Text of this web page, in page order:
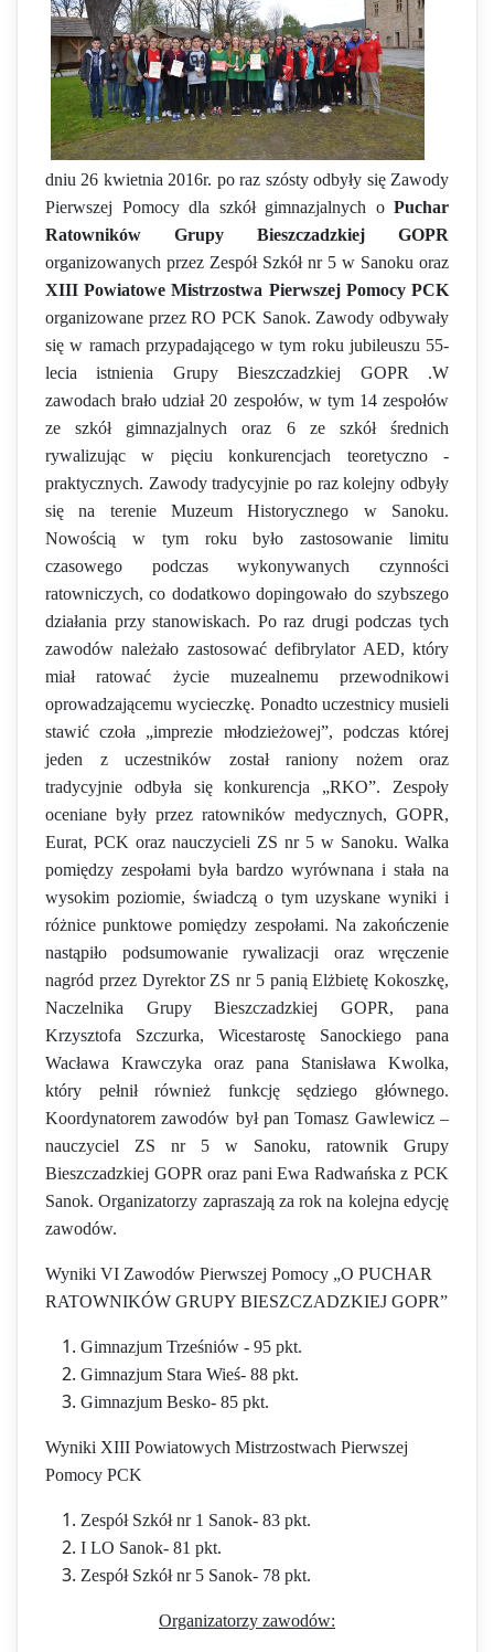
dniu 26 kwietnia 2016r. po raz szósty odbyły się Zawody
Pierwszej Pomocy dla szkół gimnazjalnych o Puchar
Ratowników Grupy Bieszczadzkiej
GOPR
organizowanych przez Zespół Szkół nr 5 w Sanoku oraz
XIII Powiatowe Mistrzostwa Pierwszej Pomocy PCK
organizowane przez RO PCK Sanok. Zawody odbywały
się w ramach przypadającego w tym roku jubileuszu 55-
lecia istnienia Grupy Bieszczadzkiej GOPR .W
zawodach brało udział 20 zespołów, w tym 14 zespołów
ze szkół gimnazjalnych oraz 6 ze szkół średnich
rywalizując w pięciu konkurencjach teoretyczno -
praktycznych. Zawody tradycyjnie po raz kolejny odbyły
się na terenie Muzeum Historycznego w Sanoku.
Nowością w tym roku było zastosowanie limitu
czasowego podczas wykonywanych czynności
ratowniczych, co dodatkowo dopingowało do szybszego
działania przy stanowiskach. Po raz drugi podczas tych
zawodów należało zastosować defibrylator AED, który
miał ratować życie muzealnemu przewodnikowi
oprowadzającemu wycieczkę. Ponadto uczestnicy musieli
stawić czoła „imprezie młodzieżowej”, podczas której
jeden z uczestników został raniony nożem oraz
tradycyjnie odbyła się konkurencja „RKO”. Zespoły
oceniane były przez ratowników medycznych, GOPR,
Eurat, PCK oraz nauczycieli ZS nr 5 w Sanoku. Walka
pomiędzy zespołami była bardzo wyrównana i stała na
wysokim poziomie, świadczą o tym uzyskane wyniki i
różnice punktowe pomiędzy zespołami. Na zakończenie
nastąpiło podsumowanie rywalizacji oraz wręczenie
nagród przez Dyrektor ZS nr 5 panią Elżbietę Kokoszkę,
Naczelnika Grupy Bieszczadzkiej GOPR, pana
Krzysztofa Szczurka, Wicestarostę Sanockiego pana
Wacława Krawczyka oraz pana Stanisława Kwolka,
który pełnił również funkcję sędziego głównego.
Koordynatorem zawodów był pan Tomasz Gawlewicz –
nauczyciel ZS nr 5 w Sanoku, ratownik Grupy
Bieszczadzkiej GOPR oraz pani Ewa Radwańska z PCK
Sanok. Organizatorzy zapraszają za rok na kolejna edycję
zawodów.
Wyniki VI Zawodów Pierwszej Pomocy „O PUCHAR
RATOWNIKÓW GRUPY BIESZCZADZKIEJ GOPR”
Gimnazjum Trześniów - 95 pkt.
Gimnazjum Stara Wieś- 88 pkt.
Gimnazjum Besko- 85 pkt.
Wyniki XIII Powiatowych Mistrzostwach Pierwszej
Pomocy PCK
Zespół Szkół nr 1 Sanok- 83 pkt.
I LO Sanok- 81 pkt.
Zespół Szkół nr 5 Sanok- 78 pkt.
Organizatorzy zawodów: